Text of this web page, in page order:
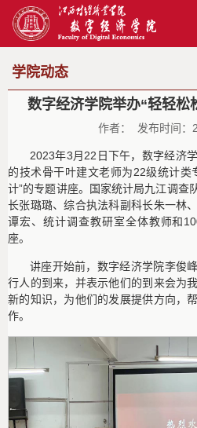
学院动态
数字经济学院举办“轻轻松
作者： 发布时间：
2023年3月22日下午，数字经济
的技术骨干叶建文老师为22级统计类
计”的专题讲座。国家统计局九江调查
长张璐璐、综合执法科副科长朱一林
谭宏、统计调查教研室全体教师和
座。
讲座开始前，数字经济学院李俊
行人的到来，并表示他们的到来会为
新的知识，为他们的发展提供方向，
作。